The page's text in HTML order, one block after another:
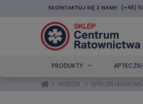
SKONTAKTUJ SIĘ Z NAMI! (+48)
PRODUKTY APTECZKI
» APTECZKI » APTECZKI MODUŁOWE